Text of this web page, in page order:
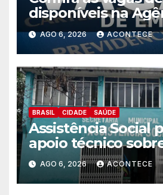
disponíveis na
Trabalhador
AGO 6, 2026 ACONTECE
BRASIL CIDADE SAÚDE
Assistência Social
apoio técnico
preparação e
situações de
calamidade
AGO 6, 2026 ACONTECE